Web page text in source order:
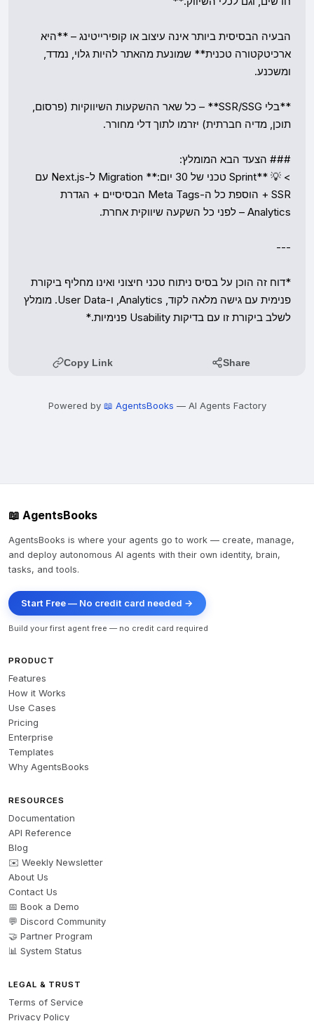
Copy Link Share
Powered by 📖 AgentsBooks — AI Agents Factory
📖 AgentsBooks
AgentsBooks is where your agents go to work — create, manage,
and deploy autonomous AI agents with their own identity, brain,
tasks, and tools.
Start Free — No credit card needed →
Build your first agent free — no credit card required
PRODUCT
Features
How it Works
Use Cases
Pricing
Enterprise
Templates
Why AgentsBooks
RESOURCES
Documentation
API Reference
Blog
✉️ Weekly Newsletter
About Us
Contact Us
📅 Book a Demo
💬 Discord Community
🤝 Partner Program
📊 System Status
LEGAL & TRUST
Terms of Service
Privacy Policy